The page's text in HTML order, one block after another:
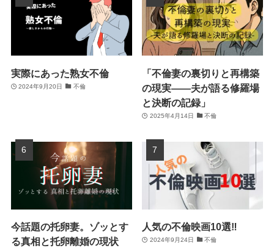
実際にあった熟女不倫
2024年9月20日 不倫
「不倫妻の裏切りと再構築
の現実――夫が語る修羅場
と決断の記録」
2025年4月14日 不倫
今話題の托卵妻。ゾッとす
る真相と托卵離婚の現状
人気の不倫映画10選‼
2024年9月24日 不倫